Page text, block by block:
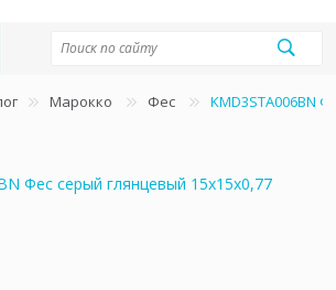
Марокко Фес KMD3STA006BN